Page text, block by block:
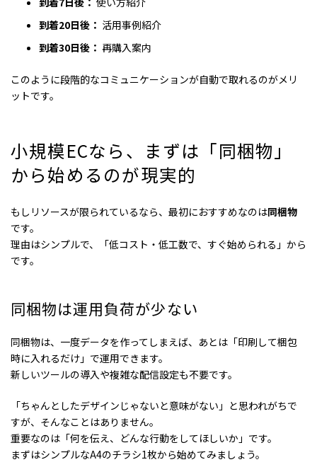
到着20日後： 活用事例紹介
到着30日後： 再購入案内
このように段階的なコミュニケーションが自動で取れるのがメリ
ットです。
小規模ECなら 、
まずは「同梱物」
から始めるのが現実的
もしリソースが限られているなら、最初におすすめなのは同梱物
です。
理由はシンプルで、「低コスト・低工数で、すぐ始められる」から
です。
同梱物は運用負荷が少ない
同梱物は、一度データを作ってしまえば、あとは「印刷して梱包
時に入れるだけ」で運用できます。
新しいツールの導入や複雑な配信設定も不要です。
「ちゃんとしたデザインじゃないと意味がない」と思われがちで
すが、そんなことはありません。
重要なのは「何を伝え、どんな行動をしてほしいか」です。
まずはシンプルなA4のチラシ1枚から始めてみましょう。